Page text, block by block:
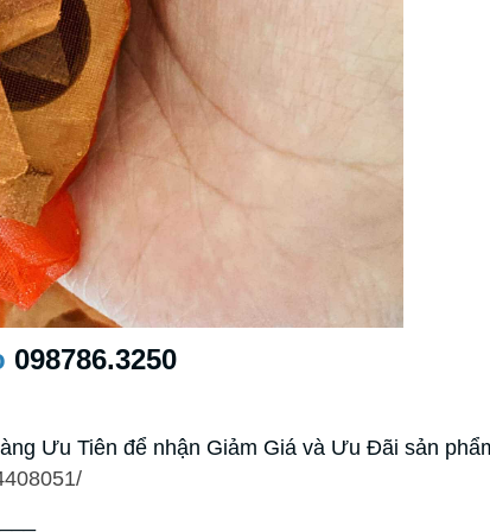
098786.3250
Ưu Tiên để nhận Giảm Giá và Ưu Đãi sản